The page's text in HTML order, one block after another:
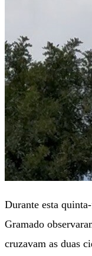
Durante esta
Gramado
cruzavam as duas